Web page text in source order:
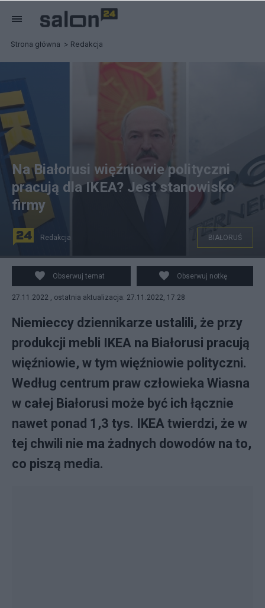
Strona główna Redakcja
Największą gałęzią "przemysłu więziennego" na
Białorusi jest produkcja drewna i mebli.
Na Białorusi więźniowie polityczni
pracują dla IKEA? Jest stanowisko
firmy
Redakcja BIAŁORUŚ
Obserwuj temat Obserwuj notkę
27.11.2022 , ostatnia aktualizacja: 27.11.2022, 17:28
Niemieccy dziennikarze ustalili, że przy
produkcji mebli IKEA na Białorusi pracują
więźniowie, w tym więźniowie polityczni.
Według centrum praw człowieka Wiasna
w całej Białorusi może być ich łącznie
nawet ponad 1,3 tys. IKEA twierdzi, że w
tej chwili nie ma żadnych dowodów na to,
co piszą media.